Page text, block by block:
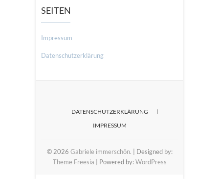
SEITEN
Impressum
Datenschutzerklärung
DATENSCHUTZERKLÄRUNG
IMPRESSUM
© 2026 Gabriele immerschön. | Designed by:
Theme Freesia | Powered by:WordPress